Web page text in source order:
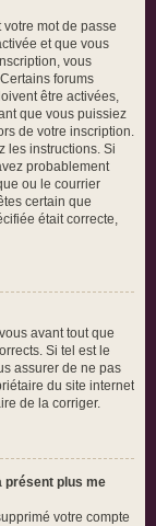
mot de passe
et que vous
vous
forums
être activées,
que vous puissiez
de votre inscription.
les instructions. Si
probablement
ou le courrier
certain que
était correcte,
avant tout que
Si tel est le
assurer de ne pas
du site internet
de la corriger.
présent plus me
votre compte